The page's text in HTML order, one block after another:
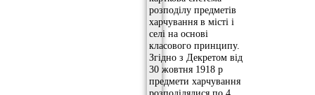
розподілу предметів
харчування в місті і
селі на основі
класового принципу.
Згідно з Декретом від
30 жовтня 1918 р
предмети харчування